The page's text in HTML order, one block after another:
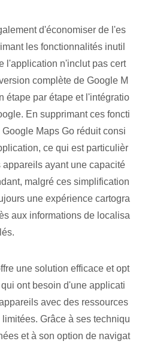
d'économiser de l'es
les fonctionnalités inutil
l'application n'inclut pas cert
complète de Google M
étape par étape et l'intégratio
En supprimant ces foncti
Maps Go réduit consi
ce qui est particulièr
ayant une capacité
malgré ces simplification
une expérience cartogra
aux informations de localisa
une solution efficace et opt
ont besoin d'une applicati
avec des ressources
Grâce à ses techniqu
et à son option de navigat